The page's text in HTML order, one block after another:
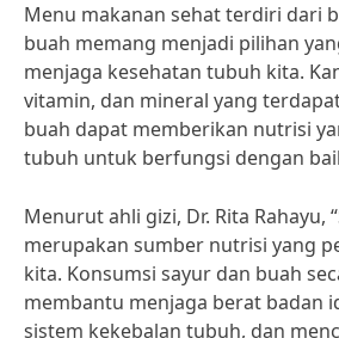
Menu makanan sehat terdiri dari
buah memang menjadi pilihan
menjaga kesehatan tubuh kita.
vitamin, dan mineral yang
buah dapat memberikan nutrisi
tubuh untuk berfungsi dengan
Menurut ahli gizi, Dr. Rita Rahayu,
merupakan sumber nutrisi yang
kita. Konsumsi sayur dan buah
membantu menjaga berat badan
sistem kekebalan tubuh, dan